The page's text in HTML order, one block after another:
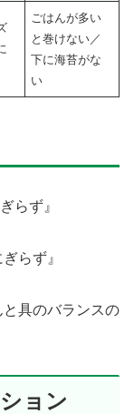
ごはんが多い
と巻けない／
下に海苔がな
い
らず』
らず』
と具のバランスの
ョン